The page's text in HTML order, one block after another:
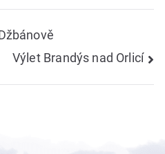
Výlet Brandýs nad Orlicí